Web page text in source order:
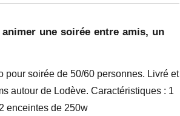
une soirée entre amis, un
pour soirée de 50/60 personnes. Livré et
autour de Lodève. Caractéristiques : 1
enceintes de 250w